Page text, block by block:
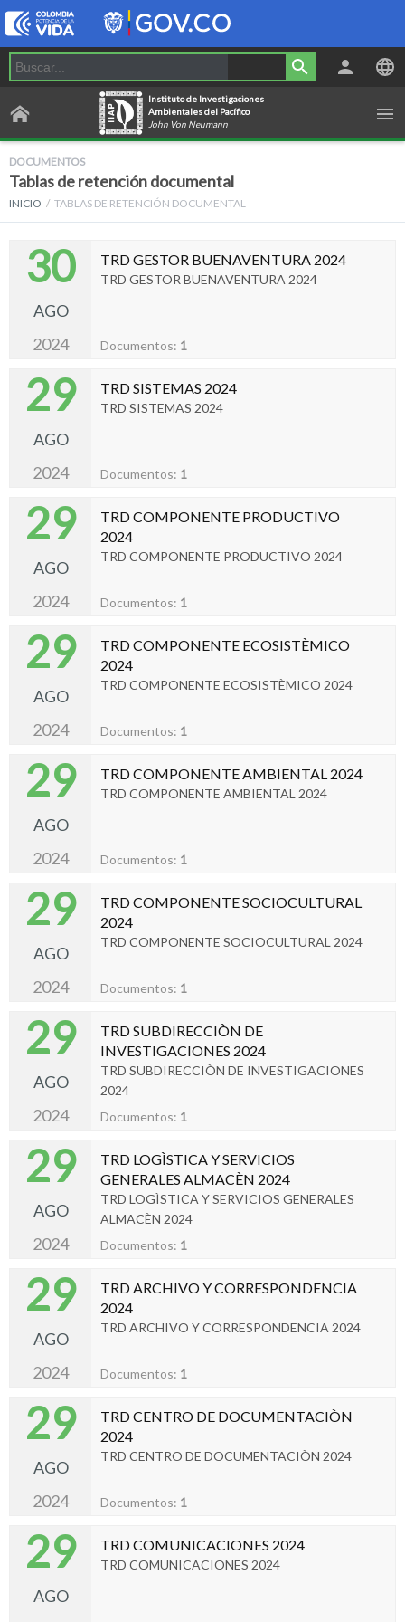
Instituto de Investigaciones
Ambientales del Pacífico
John Von Neumann
DOCUMENTOS
Tablas de retención documental
INICIO TABLAS DE RETENCIÓN DOCUMENTAL
30
AGO
2024
TRD GESTOR BUENAVENTURA 2024
TRD GESTOR BUENAVENTURA 2024
Documentos: 1
29
AGO
2024
TRD SISTEMAS 2024
TRD SISTEMAS 2024
Documentos: 1
29
AGO
2024
TRD COMPONENTE PRODUCTIVO
2024
TRD COMPONENTE PRODUCTIVO 2024
Documentos: 1
29
AGO
2024
TRD COMPONENTE ECOSISTÈMICO
2024
TRD COMPONENTE ECOSISTÈMICO 2024
Documentos: 1
29
AGO
2024
TRD COMPONENTE AMBIENTAL 2024
TRD COMPONENTE AMBIENTAL 2024
Documentos: 1
29
AGO
2024
TRD COMPONENTE SOCIOCULTURAL
2024
TRD COMPONENTE SOCIOCULTURAL 2024
Documentos: 1
29
AGO
2024
TRD SUBDIRECCIÒN DE
INVESTIGACIONES 2024
TRD SUBDIRECCIÒN DE INVESTIGACIONES
2024
Documentos: 1
29
AGO
2024
TRD LOGÌSTICA Y SERVICIOS
GENERALES ALMACÈN 2024
TRD LOGÌSTICA Y SERVICIOS GENERALES
ALMACÈN 2024
Documentos: 1
29
AGO
2024
TRD ARCHIVO Y CORRESPONDENCIA
2024
TRD ARCHIVO Y CORRESPONDENCIA 2024
Documentos: 1
29
AGO
2024
TRD CENTRO DE DOCUMENTACIÒN
2024
TRD CENTRO DE DOCUMENTACIÒN 2024
Documentos: 1
29
AGO
TRD COMUNICACIONES 2024
TRD COMUNICACIONES 2024